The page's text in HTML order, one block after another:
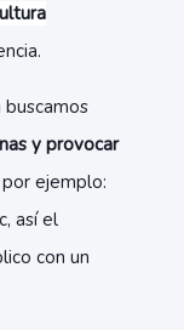
y provocar
por ejemplo:
así el
con un